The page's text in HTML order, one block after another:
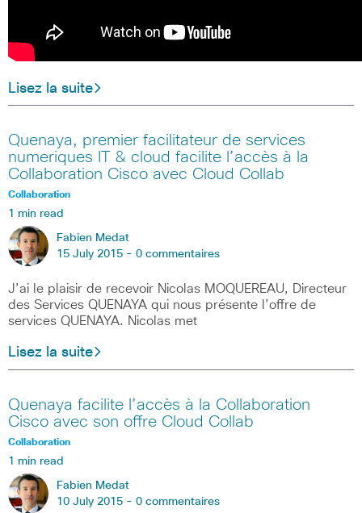
Lisez la suite
Quenaya, premier facilitateur de services
numeriques IT & cloud facilite l’accès à la
Collaboration Cisco avec Cloud Collab
Collaboration
1 min read
Fabien Medat
15 July 2015 - 0 commentaires
J’ai le plaisir de recevoir Nicolas MOQUEREAU, Directeur
des Services QUENAYA qui nous présente l’offre de
services QUENAYA. Nicolas met
Lisez la suite
Quenaya facilite l’accès à la Collaboration
Cisco avec son offre Cloud Collab
Collaboration
1 min read
Fabien Medat
10 July 2015 - 0 commentaires